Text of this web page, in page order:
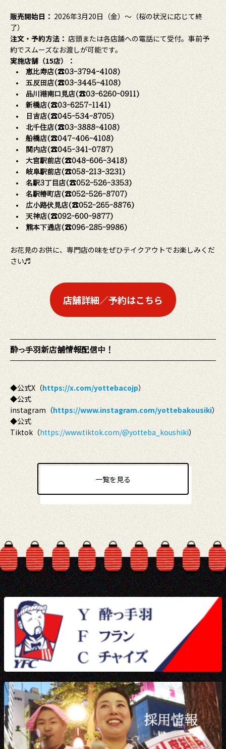
販売開始日： 2026年3月20日（金）～（桜の状況に応じて終
了）
注文・予約方法： 店頭または各店舗への電話にて受付。事前予
約でスムーズなお渡しが可能です。
実施店舗（15店）：
恵比寿店(☎03-3794-4108)
五反田店(☎03-3445-4108)
品川港南口見店(☎03-6260-0911)
新橋店(☎03-6257-1141)
日吉店(☎045-534-8705)
北千住店(☎03-3888-4108)
船橋店(☎047-406-4108)
関内店(☎045-341-0787)
大宮駅前店(☎048-606-3418)
岐阜駅前店(☎058-213-3231)
名駅3丁目店(☎052-526-3353)
名駅椿町店(☎052-526-8707)
広小路伏見店(☎052-265-8876)
天神店(☎092-600-9877)
熊本下通店(☎096-285-9986)
お花見のお供に、専門店の味をぜひテイクアウトでお楽しみくだ
さい♬
店舗詳細／予約はこちら
酔っ手羽新店舗情報配信中！
◆公式X（https://x.com/yottebacojp）
◆公式
instagram（https://www.instagram.com/yottebakousiki）
◆公式
Tiktok（https://www.tiktok.com/@yotteba_koushiki）
一覧を見る